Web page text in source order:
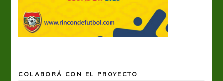
COLABORÁ CON EL PROYECTO